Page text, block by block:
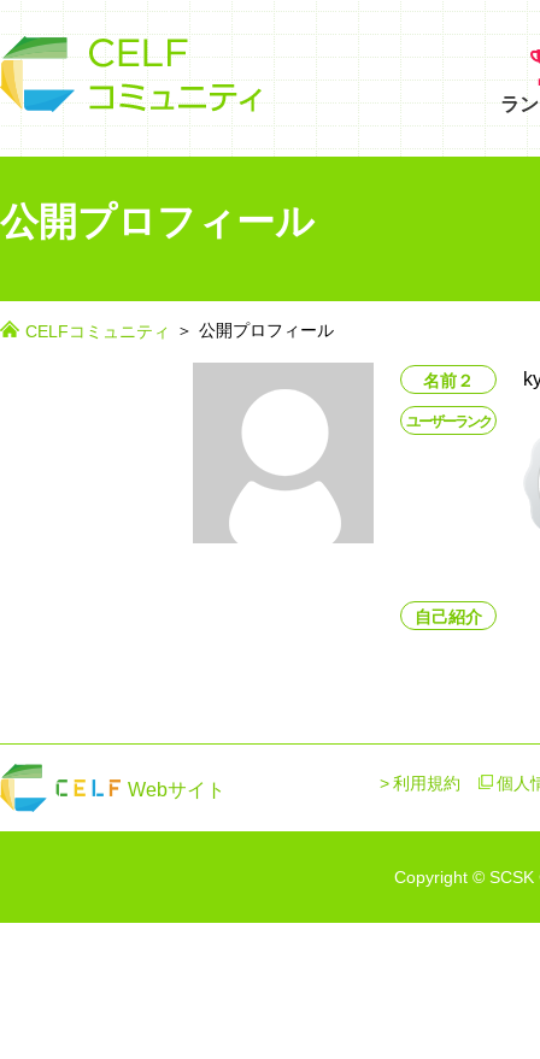
ラ
公開プロフィール
CELFコミュニティ 公開プロフィール
名前２
ユーザーランク
自己紹介
Webサイト 個人
利用規約
Copyright ©